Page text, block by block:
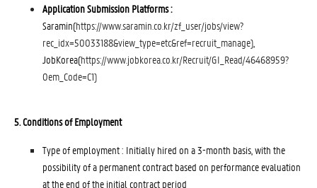
Application Submission Platforms :
Saramin(https://www.saramin.co.kr/zf_user/jobs/view?
rec_idx=50033188&view_type=etc&ref=recruit_manage),
JobKorea(https://www.jobkorea.co.kr/Recruit/GI_Read/46468959?
Oem_Code=C1)
5. Conditions of Employment
Type of employment : Initially hired on a 3-month basis, with the
possibility of a permanent contract based on performance evaluation
at the end of the initial contract period